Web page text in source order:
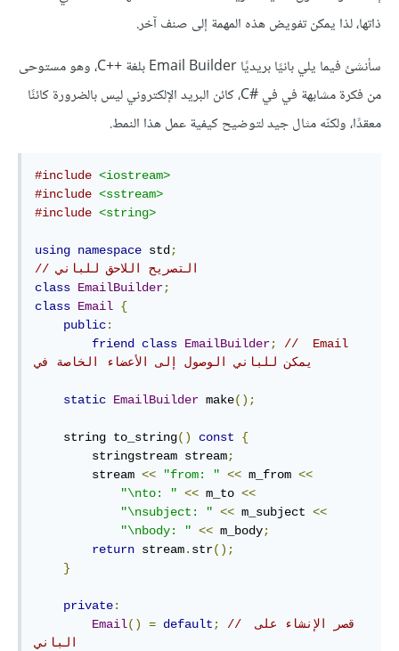
ذاتها، لذا يمكن تفويض هذه المهمة إلى صنف آخر.
سأنشئ فيما يلي بانيًا بريديًا Email Builder بلغة C++‎، وهو مستوحى
من فكرة مشابهة في في C#‎، كائن البريد الإلكتروني ليس بالضرورة كائنًا
معقدًا، ولكنّه مثال جيد لتوضيح كيفية عمل هذا النمط.
#include <iostream>
#include <sstream>
#include <string>
using namespace std ;
// التصريح اللاحق للباني
class EmailBuilder;
class Email {
public:
friend
class EmailBuilder;
//  Email
يمكن للباني الوصول إلى الأعضاء الخاصة في
static EmailBuilder make();
    string to_string
() const
{
        stringstream stream
;
        stream
<< "from: " << m_from <<
"\nto: " << m_to <<
"\nsubject: " << m_subject <<
"\nbody: " << m_body;
return stream. str();
}
private:
Email() = default ;
// قصر الإنشاء على
الباني